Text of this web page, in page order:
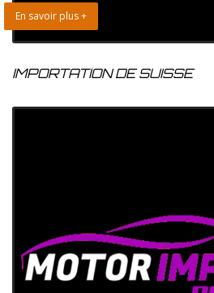
En savoir plus +
IMPORTATION DE SUISSE